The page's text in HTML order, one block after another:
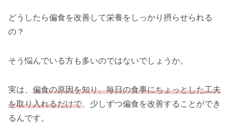
どうしたら偏食を改善して栄養をしっかり摂らせられる
の？
そう悩んでいる方も多いのではないでしょうか。
実は、 偏食の原因を知り、毎日の食事にちょっとした工夫
を取り入れるだけで 、少しずつ偏食を改善することができ
るんです。